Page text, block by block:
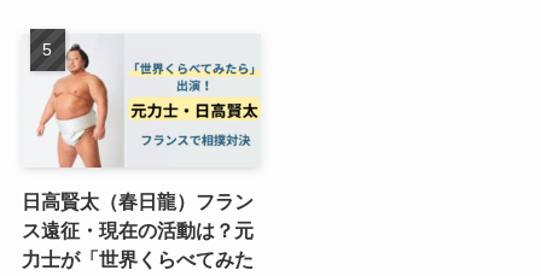
日高賢太（春日龍）フラン
ス遠征・現在の活動は？元
力士が「世界くらべてみた